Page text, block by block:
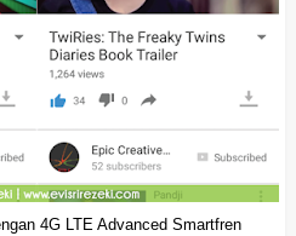
4G LTE Advanced Smartfren